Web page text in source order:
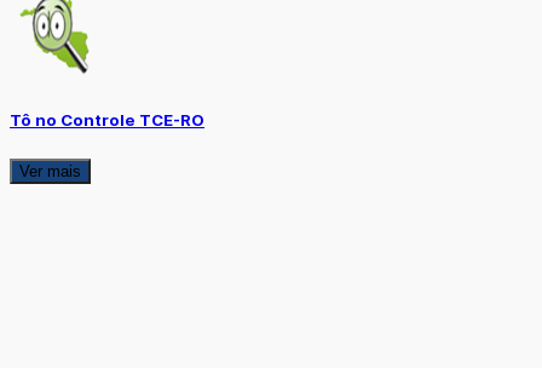
Tô no Controle TCE-RO
Ver mais